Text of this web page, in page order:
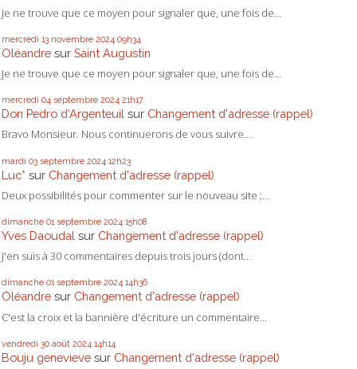
Je ne trouve que ce moyen pour signaler que, une fois de...
mercredi 13 novembre 2024 09h34
Oléandre sur Saint Augustin
Je ne trouve que ce moyen pour signaler que, une fois de...
mercredi 04 septembre 2024 21h17
Don Pedro d‘Argenteuil sur Changement d'adresse (rappel)
Bravo Monsieur. Nous continuerons de vous suivre....
mardi 03 septembre 2024 12h23
Luc* sur Changement d'adresse (rappel)
Deux possibilités pour commenter sur le nouveau site ;...
dimanche 01 septembre 2024 15h08
Yves Daoudal sur Changement d'adresse (rappel)
J'en suis à 30 commentaires depuis trois jours (dont...
dimanche 01 septembre 2024 14h36
Oléandre sur Changement d'adresse (rappel)
C'est la croix et la bannière d'écriture un commentaire...
vendredi 30 août 2024 14h14
Bouju genevieve sur Changement d'adresse (rappel)